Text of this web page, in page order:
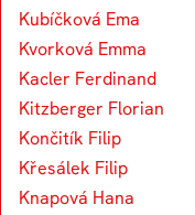
Kubíčková Ema
Kvorková Emma
Kacler Ferdinand
Kitzberger Florian
Končitík Filip
Křesálek Filip
Knapová Hana